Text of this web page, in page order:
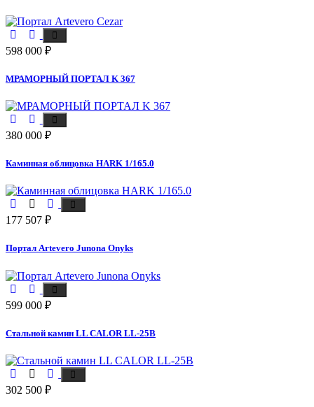
598 000 ₽
МРАМОРНЫЙ ПОРТАЛ K 367
380 000 ₽
Каминная облицовка HARK 1/165.0
177 507 ₽
Портал Artevero Junona Onyks
599 000 ₽
Стальной камин LL CALOR LL-25B
302 500 ₽